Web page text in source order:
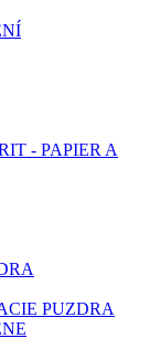
- PAPIER A
PUZDRA